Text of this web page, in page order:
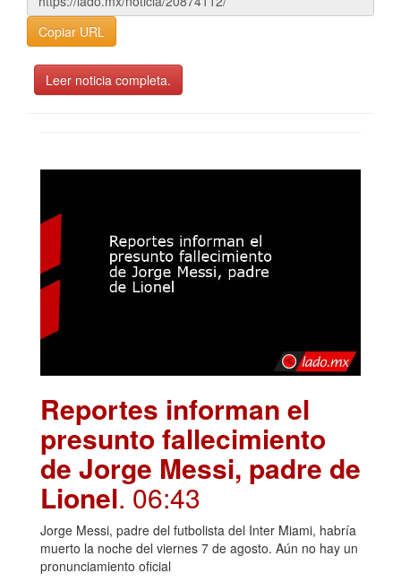
Copiar URL
Leer noticia completa.
Reportes informan el
presunto fallecimiento
de Jorge Messi, padre de
Lionel. 06:43
Jorge Messi, padre del futbolista del Inter Miami, habría
muerto la noche del viernes 7 de agosto. Aún no hay un
pronunciamiento oficial